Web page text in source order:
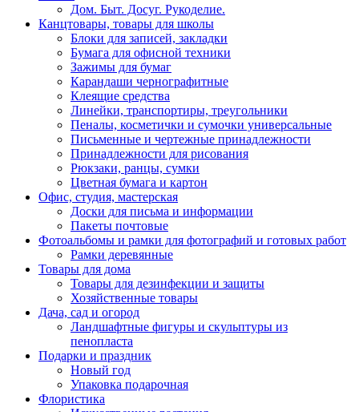
Дом. Быт. Досуг. Рукоделие.
Канцтовары, товары для школы
Блоки для записей, закладки
Бумага для офисной техники
Зажимы для бумаг
Карандаши чернографитные
Клеящие средства
Линейки, транспортиры, треугольники
Пеналы, косметички и сумочки универсальные
Письменные и чертежные принадлежности
Принадлежности для рисования
Рюкзаки, ранцы, сумки
Цветная бумага и картон
Офис, студия, мастерская
Доски для письма и информации
Пакеты почтовые
Фотоальбомы и рамки для фотографий и готовых работ
Рамки деревянные
Товары для дома
Товары для дезинфекции и защиты
Хозяйственные товары
Дача, сад и огород
Ландшафтные фигуры и скульптуры из
пенопласта
Подарки и праздник
Новый год
Упаковка подарочная
Флористика